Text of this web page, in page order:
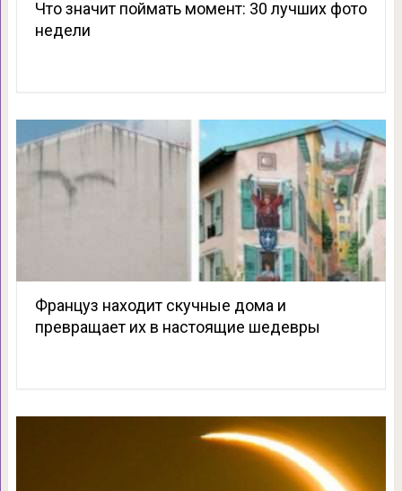
Что значит поймать момент: 30 лучших фото
недели
Француз находит скучные дома и
превращает их в настоящие шедевры